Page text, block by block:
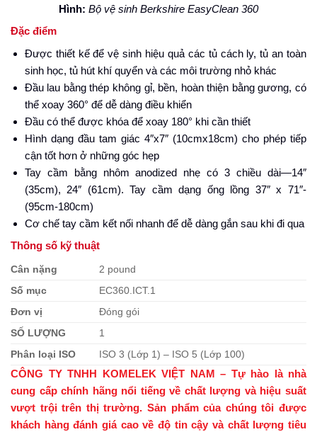
Hình: Bộ vệ sinh Berkshire EasyClean 360
Đặc điểm
Được thiết kế để vệ sinh hiệu quả các tủ cách ly, tủ an toàn
sinh học, tủ hút khí quyển và các môi trường nhỏ khác
Đầu lau bằng thép không gỉ, bền, hoàn thiện bằng gương, có
thể xoay 360° để dễ dàng điều khiển
Đầu có thể được khóa để xoay 180° khi cần thiết
Hình dạng đầu tam giác 4″x7″ (10cmx18cm) cho phép tiếp
cận tốt hơn ở những góc hẹp
Tay cầm bằng nhôm anodized nhẹ có 3 chiều dài—14″
(35cm), 24″ (61cm). Tay cầm dạng ống lồng 37″ x 71″-
(95cm-180cm)
Cơ chế tay cầm kết nối nhanh để dễ dàng gắn sau khi đi qua
Thông số kỹ thuật
Cân nặng
2 pound
Số mục
EC360.ICT.1
Đơn vị
Đóng gói
SỐ LƯỢNG
1
Phân loại ISO
ISO 3 (Lớp 1) – ISO 5 (Lớp 100)
CÔNG TY TNHH KOMELEK VIỆT NAM – Tự hào là nhà
cung cấp chính hãng nổi tiếng về chất lượng và hiệu suất
vượt trội trên thị trường. Sản phẩm của chúng tôi được
khách hàng đánh giá cao về độ tin cậy và chất lượng tiêu